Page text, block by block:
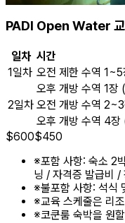
PADI Open Water 교
일차 시간
1일차 오전 제한 수역
오후 개방 수역 1장
2일차 오전 개방 수역
오후 개방 수역 4장
$600$450
※포함 사항: 숙소 2
닝 / 자격증 발급비 /
※불포함 사항: 석식
※교육 스케줄은 리
※코쿤룸 숙박을 원